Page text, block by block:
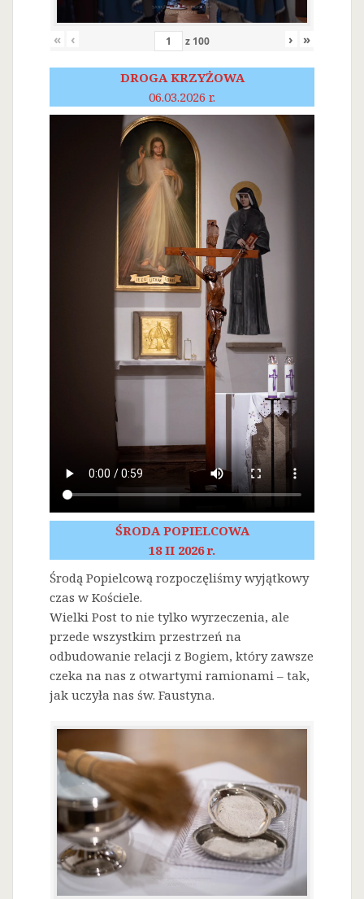
« ‹ z 100 › »
DROGA KRZYŻOWA
06.03.2026 r.
ŚRODA POPIELCOWA
18 II 2026 r.
Środą Popielcową rozpoczęliśmy wyjątkowy
czas w Kościele.
Wielki Post to nie tylko wyrzeczenia, ale
przede wszystkim przestrzeń na
odbudowanie relacji z Bogiem, który zawsze
czeka na nas z otwartymi ramionami – tak,
jak uczyła nas św. Faustyna.